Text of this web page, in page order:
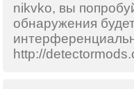
nikvko, вы
обнаружения
http://